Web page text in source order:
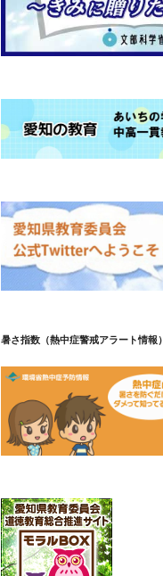
暑さ指数（熱中症警戒アラート情報）